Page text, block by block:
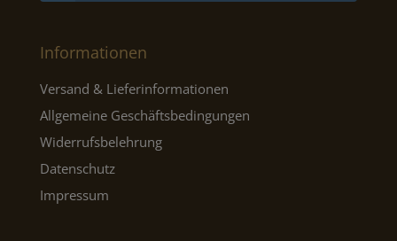
Informationen
Versand & Lieferinformationen
Allgemeine Geschäftsbedingungen
Widerrufsbelehrung
Datenschutz
Impressum